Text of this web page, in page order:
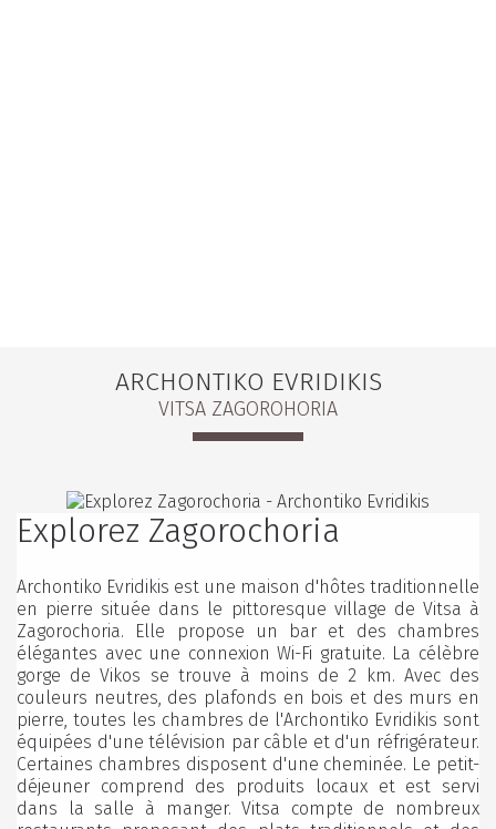
ARCHONTIKO EVRIDIKIS
VITSA ZAGOROHORIA
Explorez Zagorochoria
Archontiko Evridikis est une maison d'hôtes traditionnelle
en pierre située dans le pittoresque village de Vitsa à
Zagorochoria. Elle propose un bar et des chambres
élégantes avec une connexion Wi-Fi gratuite. La célèbre
gorge de Vikos se trouve à moins de 2 km. Avec des
couleurs neutres, des plafonds en bois et des murs en
pierre, toutes les chambres de l'Archontiko Evridikis sont
équipées d'une télévision par câble et d'un réfrigérateur.
Certaines chambres disposent d'une cheminée. Le petit-
déjeuner comprend des produits locaux et est servi
dans la salle à manger. Vitsa compte de nombreux